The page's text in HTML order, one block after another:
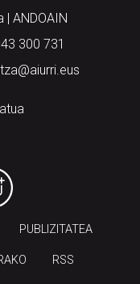
300 731
RSS